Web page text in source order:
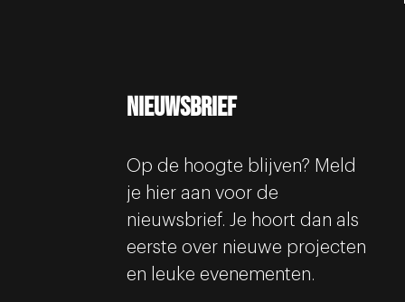
Nieuwsbrief
Op de hoogte blijven? Meld
je hier aan voor de
nieuwsbrief. Je hoort dan als
eerste over nieuwe projecten
en leuke evenementen.